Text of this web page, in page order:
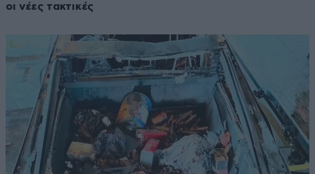
οι νέες τακτικές